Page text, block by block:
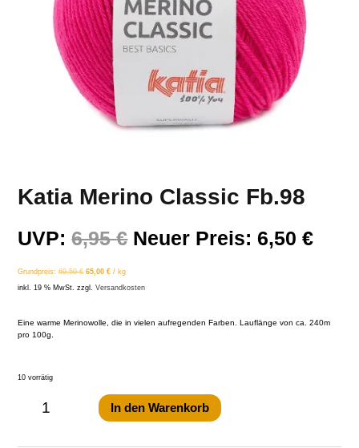
Katia Merino Classic Fb.98
UVP: 6,95€ Ursprünglicher
war:
Neuer Preis: 6,50€
Grundpreis:69,50€ 65,00€ / kg
inkl. 19 % MwSt.
zzgl.Versandkosten
Eine warme Merinowolle, die in vielen aufregenden Farben. Lauflänge von ca. 240m
pro 100g.
10 vorrätig
Katia
Classic
Fb.98 In den Warenkorb